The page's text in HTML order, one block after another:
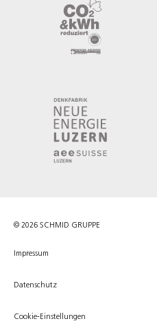
© 2026 SCHMID GRUPPE
Impressum
Datenschutz
Cookie-Einstellungen